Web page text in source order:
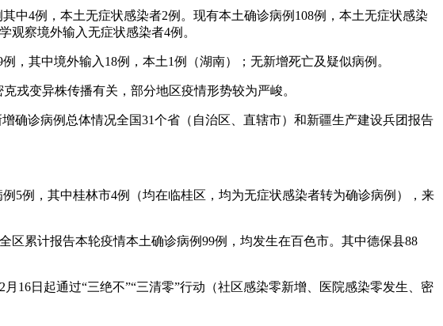
中4例，本土无症状感染者2例。现有本土确诊病例108例，本土无症状感染
观察境外输入无症状感染者4例。
，其中境外输入18例，本土1例（湖南）；无新增死亡及疑似病例。
戎变异株传播有关，部分地区疫情形势较为严峻。
确诊病例总体情况全国31个省（自治区、直辖市）和新疆生产建设兵团报告
5例，其中桂林市4例（均在临桂区，均为无症状感染者转为确诊病例），来
区累计报告本轮疫情本土确诊病例99例，均发生在百色市。其中德保县88
16日起通过“三绝不”“三清零”行动（社区感染零新增、医院感染零发生、密